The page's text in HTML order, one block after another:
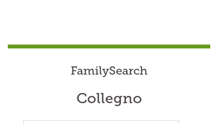
FamilySearch
Collegno